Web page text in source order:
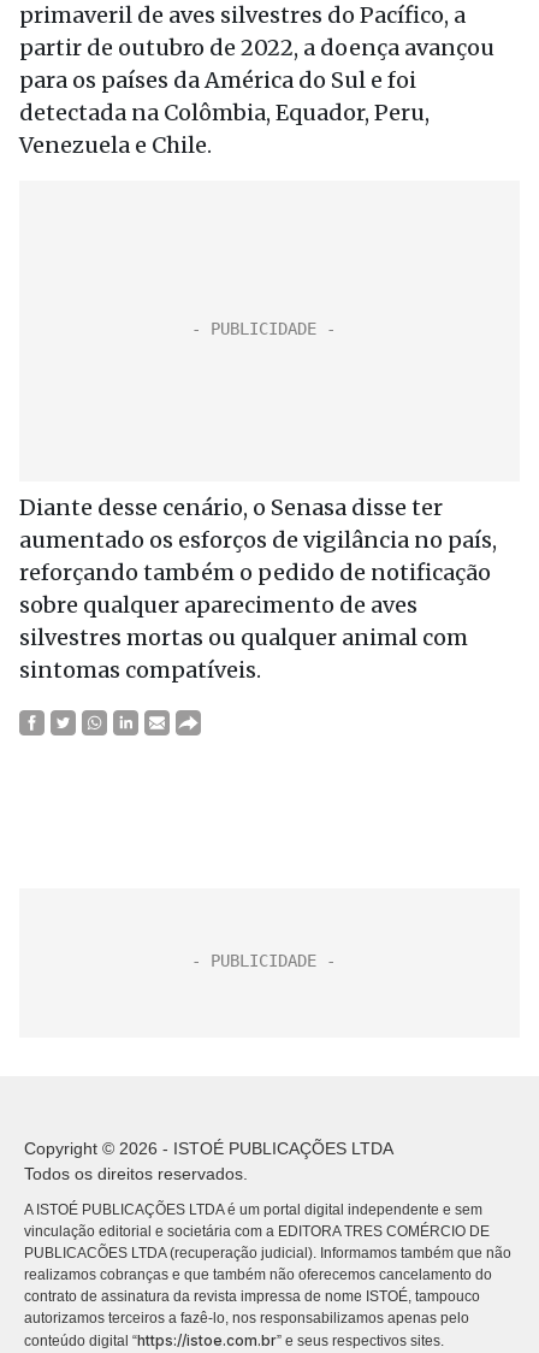
primaveril de aves silvestres do Pacífico, a
partir de outubro de 2022, a doença avançou
para os países da América do Sul e foi
detectada na Colômbia, Equador, Peru,
Venezuela e Chile.
Diante desse cenário, o Senasa disse ter
aumentado os esforços de vigilância no país,
reforçando também o pedido de notificação
sobre qualquer aparecimento de aves
silvestres mortas ou qualquer animal com
sintomas compatíveis.
Copyright © 2026 - ISTOÉ PUBLICAÇÕES LTDA
Todos os direitos reservados.
A ISTOÉ PUBLICAÇÕES LTDA é um portal digital independente e sem
vinculação editorial e societária com a EDITORA TRES COMÉRCIO DE
PUBLICACÕES LTDA (recuperação judicial). Informamos também que não
realizamos cobranças e que também não oferecemos cancelamento do
contrato de assinatura da revista impressa de nome ISTOÉ, tampouco
autorizamos terceiros a fazê-lo, nos responsabilizamos apenas pelo
conteúdo digital “https://istoe.com.br” e seus respectivos sites.